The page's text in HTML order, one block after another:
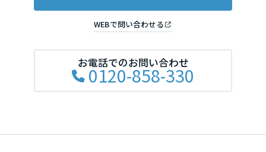
WEBで問い合わせる
お電話でのお問い合わせ
0120-858-330
福岡県